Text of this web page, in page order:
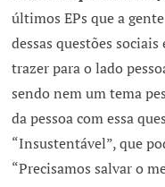
últimos EPs que a
dessas questões
trazer para o lado
sendo nem um tema
da pessoa com essa
“Insustentável”, que
“Precisamos salvar o